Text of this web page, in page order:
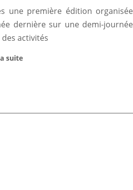
une première édition organisée
dernière sur une demi-journée
des activités
suite